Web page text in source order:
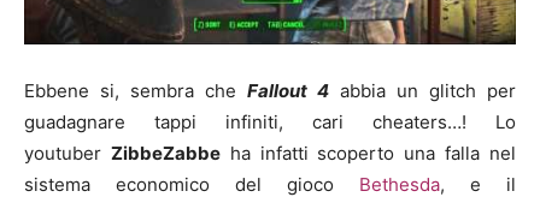
Ebbene si, sembra che Fallout 4 abbia un glitch per
guadagnare tappi infiniti, cari cheaters…! Lo
youtuber ZibbeZabbeha infatti scoperto una falla nel
sistema economico del gioco Bethesda, e il